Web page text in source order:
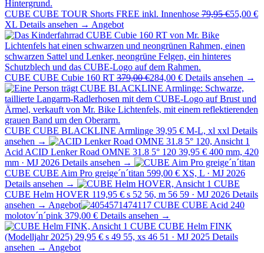
CUBE CUBE TOUR Shorts FREE inkl. Innenhose 79,95 €55,00 €
XL Details ansehen → Angebot
CUBE CUBE Cubie 160 RT 379,00 €284,00 € Details ansehen →
CUBE CUBE BLACKLINE Armlinge 39,95 € M-L, xl xxl Details
ansehen →
Acid ACID Lenker Road OMNE 31.8 5° 120 39,95 € 400 mm, 420
mm · MJ 2026 Details ansehen →
CUBE CUBE Aim Pro greige´n´titan 599,00 € XS, L · MJ 2026
Details ansehen →
CUBE
CUBE Helm HOVER 119,95 € s 52 56, m 56 59 · MJ 2026 Details
ansehen → Angebot CUBE CUBE Acid 240
molotov´n´pink 379,00 € Details ansehen →
CUBE CUBE Helm FINK
(Modelljahr 2025) 29,95 € s 49 55, xs 46 51 · MJ 2025 Details
ansehen → Angebot